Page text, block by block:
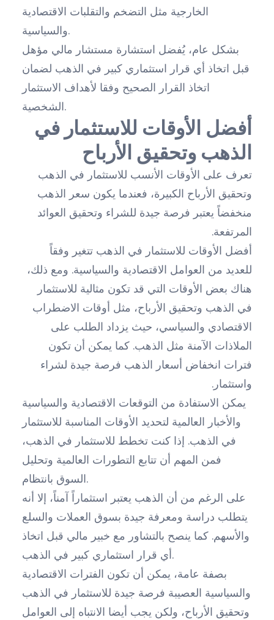
الخارجية مثل التضخم والتقلبات الاقتصادية
والسياسية.
بشكل عام، يُفضل استشارة مستشار مالي مؤهل
قبل اتخاذ أي قرار استثماري كبير في الذهب لضمان
اتخاذ القرار الصحيح وفقا لأهداف الاستثمار
الشخصية.
أفضل الأوقات للاستثمار في
الذهب وتحقيق الأرباح
تعرف على الأوقات الأنسب للاستثمار في الذهب
وتحقيق الأرباح الكبيرة، فعندما يكون سعر الذهب
منخفضاً يعتبر فرصة جيدة للشراء وتحقيق العوائد
المرتفعة.
أفضل الأوقات للاستثمار في الذهب تتغير وفقاً
للعديد من العوامل الاقتصادية والسياسية. ومع ذلك،
هناك بعض الأوقات التي قد تكون مثالية للاستثمار
في الذهب وتحقيق الأرباح، مثل أوقات الاضطراب
الاقتصادي والسياسي، حيث يزداد الطلب على
الملاذات الآمنة مثل الذهب. كما يمكن أن تكون
فترات انخفاض أسعار الذهب فرصة جيدة لشراء
واستثمار.
يمكن الاستفادة من التوقعات الاقتصادية والسياسية
والأخبار العالمية لتحديد الأوقات المناسبة للاستثمار
في الذهب. إذا كنت تخطط للاستثمار في الذهب،
فمن المهم أن تتابع التطورات العالمية وتحليل
السوق بانتظام.
على الرغم من أن الذهب يعتبر استثماراً آمناً، إلا أنه
يتطلب دراسة ومعرفة جيدة بسوق العملات والسلع
والأسهم. كما ينصح بالتشاور مع خبير مالي قبل اتخاذ
أي قرار استثماري كبير في الذهب.
بصفة عامة، يمكن أن تكون الفترات الاقتصادية
والسياسية العصيبة فرصة جيدة للاستثمار في الذهب
وتحقيق الأرباح، ولكن يجب أيضا الانتباه إلى العوامل